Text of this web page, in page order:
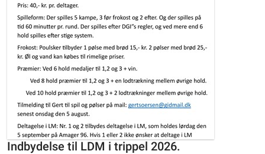
Indbydelse til LDM i trippel 2026.